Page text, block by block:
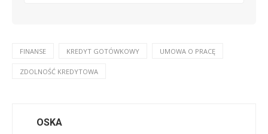
FINANSE KREDYT GOTÓWKOWY UMOWA O PRACĘ
ZDOLNOŚĆ KREDYTOWA
OSKA